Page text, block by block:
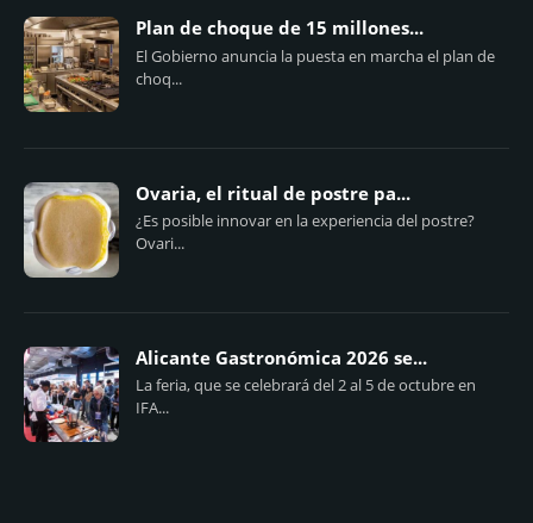
Plan de choque de 15 millones...
El Gobierno anuncia la puesta en marcha el plan de
choq...
Ovaria, el ritual de postre pa...
¿Es posible innovar en la experiencia del postre?
Ovari...
Alicante Gastronómica 2026 se...
La feria, que se celebrará del 2 al 5 de octubre en
IFA...